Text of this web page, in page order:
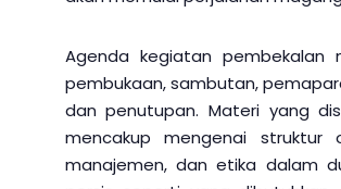
Agenda kegiatan pembekalan
pembukaan, sambutan,
dan penutupan. Materi yang
mencakup mengenai struktur
manajemen, dan etika dalam